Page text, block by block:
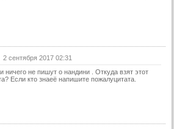
2 сентября 2017 02:31
ничего не пишут о нандини . Откуда взят этот
Если кто знаеё напишите пожалуцитата.